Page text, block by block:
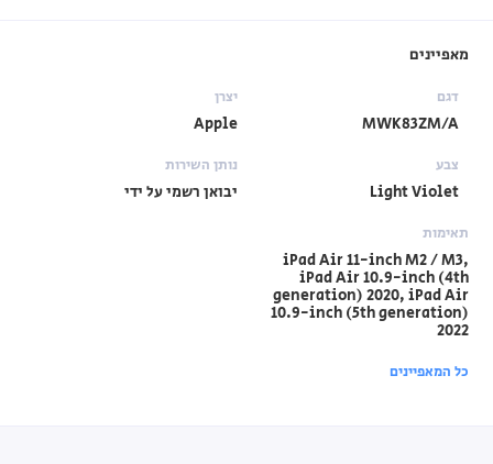
מאפיינים
דגם
MWK83ZM/A
יצרן
Apple
צבע
Light Violet
נותן השירות
יבואן רשמי על ידי
תאימות
iPad Air 11-inch M2 / M3,
iPad Air 10.9-inch (4th
generation) 2020, iPad Air
10.9-inch (5th generation)
2022
כל המאפיינים